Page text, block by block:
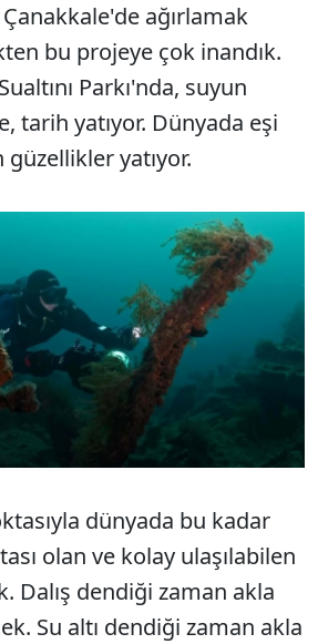
Çanakkale'de ağırlamak
bu projeye çok inandık.
Parkı'nda, suyun
tarih yatıyor. Dünyada eşi
yatıyor.
dünyada bu kadar
olan ve kolay ulaşılabilen
Dalış dendiği zaman akla
Su altı dendiği zaman akla